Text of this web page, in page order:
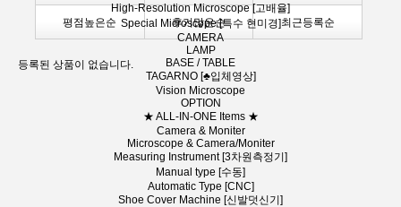
High-Resolution Microscope [고배율]
Special Microscope [특수 현미경]
CAMERA
LAMP
BASE / TABLE
TAGARNO [♣입체영상]
Vision Microscope
OPTION
★ ALL-IN-ONE Items ★
Camera & Moniter
Microscope & Camera/Moniter
Measuring Instrument [3차원측정기]
Manual type [수동]
Automatic Type [CNC]
Shoe Cover Machine [신발덧신기]
평점높은순 후기많은순 최근등록순
등록된 상품이 없습니다.